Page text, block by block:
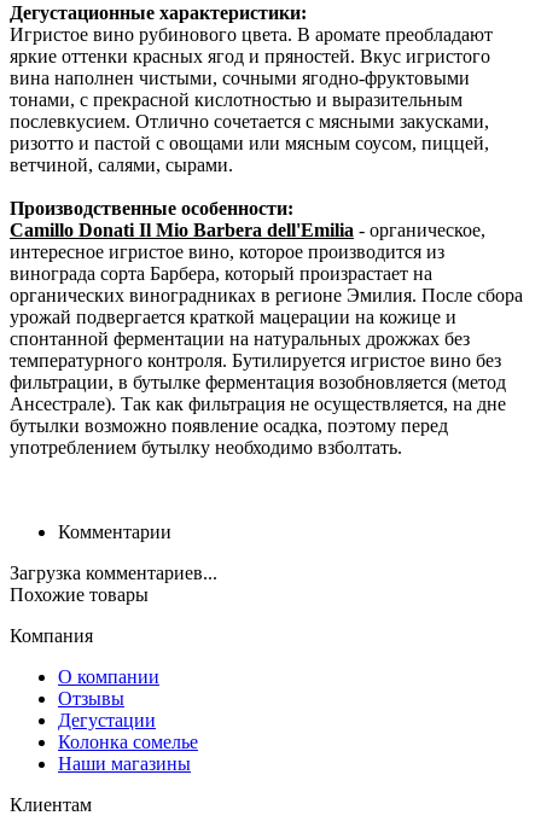
Дегустационные характеристики:
Игристое вино рубинового цвета. В аромате преобладают
яркие оттенки красных ягод и пряностей. Вкус игристого
вина наполнен чистыми, сочными ягодно-фруктовыми
тонами, с прекрасной кислотностью и выразительным
послевкусием. Отлично сочетается с мясными закусками,
ризотто и пастой с овощами или мясным соусом, пиццей,
ветчиной, салями, сырами.
Производственные особенности:
Camillo Donati Il Mio Barbera dell'Emilia - органическое,
интересное игристое вино, которое производится из
винограда сорта Барбера, который произрастает на
органических виноградниках в регионе Эмилия. После сбора
урожай подвергается краткой мацерации на кожице и
спонтанной ферментации на натуральных дрожжах без
температурного контроля. Бутилируется игристое вино без
фильтрации, в бутылке ферментация возобновляется (метод
Ансестрале). Так как фильтрация не осуществляется, на дне
бутылки возможно появление осадка, поэтому перед
употреблением бутылку необходимо взболтать.
Комментарии
Загрузка комментариев...
Похожие товары
Компания
О компании
Отзывы
Дегустации
Колонка сомелье
Наши магазины
Клиентам